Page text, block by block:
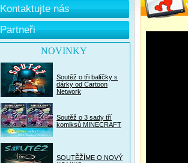
Kontaktujte nás
Partneři
NOVINKY
Soutěž o tři balíčky s
dárky od Cartoon
Network
Soutěž o 3 sady tří
komiksů MINECRAFT
SOUTĚŽÍME O NOVÝ